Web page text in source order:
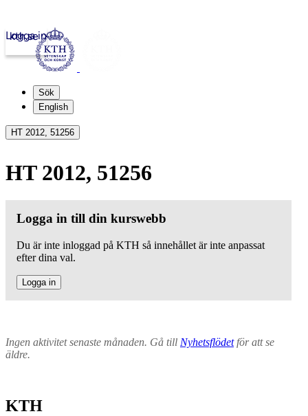
kth.se
Logga in
Sök
English
HT 2012, 51256
HT 2012, 51256
Logga in till din kurswebb
Du är inte inloggad på KTH så innehållet är inte anpassat
efter dina val.
Logga in
Ingen aktivitet senaste månaden. Gå till Nyhetsflödetför att se
äldre.
KTH